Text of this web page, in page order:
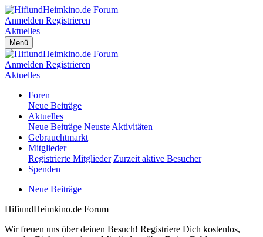
Anmelden Registrieren
Aktuelles
Menü
Anmelden Registrieren
Aktuelles
Foren
Neue Beiträge
Aktuelles
Neue Beiträge Neuste Aktivitäten
Gebrauchtmarkt
Mitglieder
Registrierte Mitglieder Zurzeit aktive Besucher
Spenden
Neue Beiträge
HifiundHeimkino.de Forum
Wir freuen uns über deinen Besuch! Registriere Dich kostenlos,